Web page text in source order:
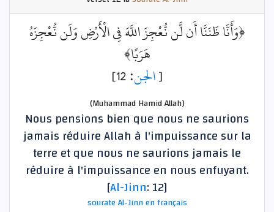
﴿وَأَنَّا ظَنَنَّا أَن لَّن نُّعْجِزَ اللَّهَ فِي الْأَرْضِ وَلَن نُّعْجِزَهُ
هَرَبًا﴾
[الجن: 12]
(Muhammad Hamid Allah)
Nous pensions bien que nous ne saurions
jamais réduire Allah à l'impuissance sur la
terre et que nous ne saurions jamais le
réduire à l'impuissance en nous enfuyant.
[Al-Jinn: 12]
sourate Al-Jinn en français